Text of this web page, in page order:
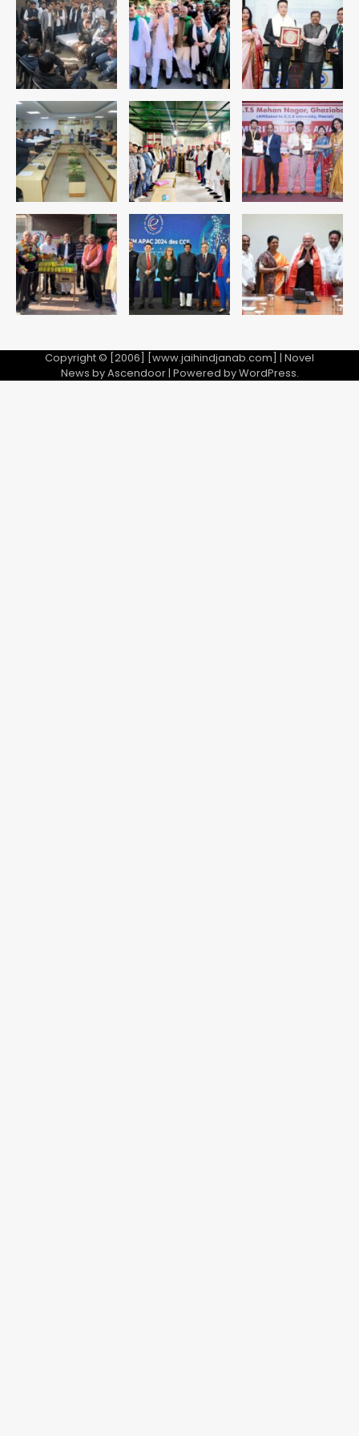
2
3
युवा इनोवेटरों की सोच से हाईटेक होगी दिल्ली
पुलिस
Team JHJ
4
सुदर्शन शक्ति-वी अभ्यास में मॉक आॅपरेशन
Team JHJ
5
एयरपोर्ट का फर्जी कर्मचारी बनकर 3 लाख
उड़ाए, अब पहुंचा सलाखों के पीछे
Team JHJ
Copyright © [2006] [www.jaihindjanab.com] | Novel
News byAscendoor| Powered byWordPress.